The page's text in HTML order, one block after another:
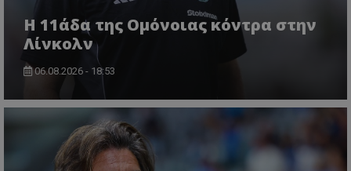
Η 11άδα της Ομόνοιας κόντρα στην
Λίνκολν
06.08.2026 - 18:53